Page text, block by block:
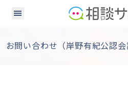
お問い合わせ（岸野有紀公認会